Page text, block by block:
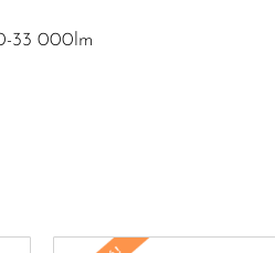
33 000lm